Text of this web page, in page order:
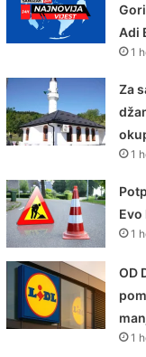
Adi
1
Za
1
1
OD
1